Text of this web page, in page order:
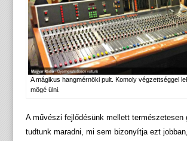
A mágikus hangmérnöki pult. Komoly végzettséggel
mögé ülni.
A művészi fejlődésünk mellett természetesen
tudtunk maradni, mi sem bizonyítja ezt